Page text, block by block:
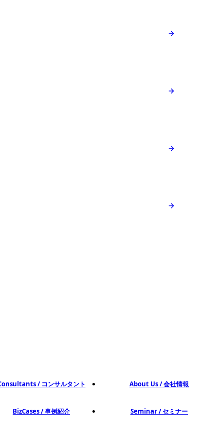
/ コンサルタント About Us / 会社情報
BizCases / 事例紹介 Seminar / セミナー